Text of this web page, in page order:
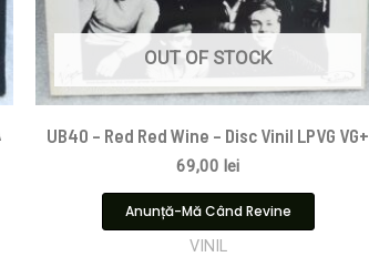
OUT OF STOCK
UB40 – Red Red Wine – Disc Vinil LPVG VG+
69,00 lei
Anunță-Mă Când Revine
VINIL